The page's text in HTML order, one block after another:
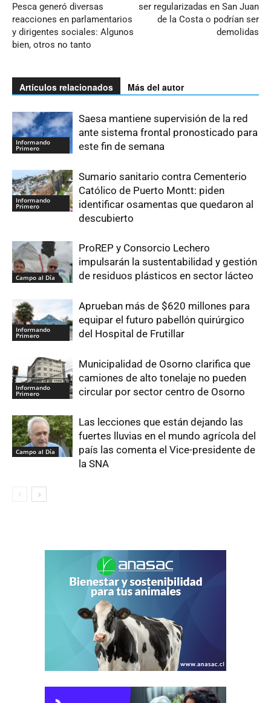
Pesca generó diversas
reacciones en parlamentarios
y dirigentes sociales: Algunos
bien, otros no tanto
ser regularizadas en San Juan
de la Costa o podrían ser
demolidas
Artículos relacionados Más del autor
Informando
Primero
Saesa mantiene supervisión de la red
ante sistema frontal pronosticado para
este fin de semana
Informando
Primero
Sumario sanitario contra Cementerio
Católico de Puerto Montt: piden
identificar osamentas que quedaron al
descubierto
Campo al Día
ProREP y Consorcio Lechero
impulsarán la sustentabilidad y gestión
de residuos plásticos en sector lácteo
Informando
Primero
Aprueban más de $620 millones para
equipar el futuro pabellón quirúrgico
del Hospital de Frutillar
Informando
Primero
Municipalidad de Osorno clarifica que
camiones de alto tonelaje no pueden
circular por sector centro de Osorno
Campo al Día
Las lecciones que están dejando las
fuertes lluvias en el mundo agrícola del
país las comenta el Vice-presidente de
la SNA